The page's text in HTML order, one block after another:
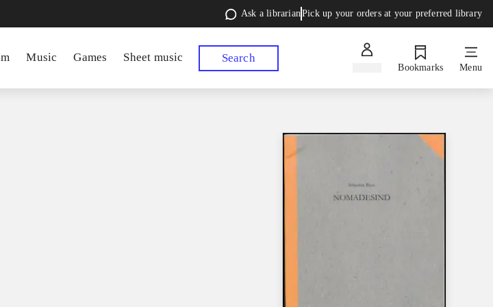
Ask a librarianPick up your orders at your preferred library
Music Games Sheet music Search
Bookmarks Menu